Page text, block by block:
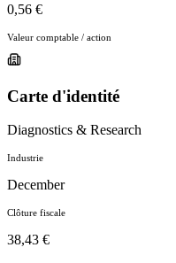
0,56 €
Valeur comptable / action
Carte d'identité
Diagnostics & Research
Industrie
December
Clôture fiscale
38,43 €